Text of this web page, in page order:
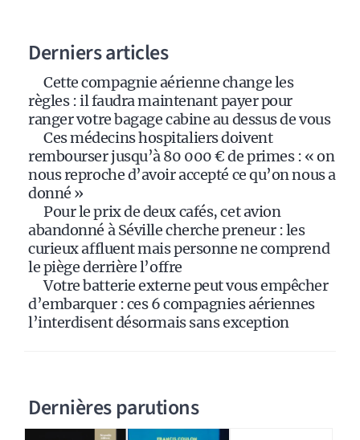
Derniers articles
Cette compagnie aérienne change les
règles : il faudra maintenant payer pour
ranger votre bagage cabine au dessus de vous
Ces médecins hospitaliers doivent
rembourser jusqu’à 80 000 € de primes : « on
nous reproche d’avoir accepté ce qu’on nous a
donné »
Pour le prix de deux cafés, cet avion
abandonné à Séville cherche preneur : les
curieux affluent mais personne ne comprend
le piège derrière l’offre
Votre batterie externe peut vous empêcher
d’embarquer : ces 6 compagnies aériennes
l’interdisent désormais sans exception
Dernières parutions